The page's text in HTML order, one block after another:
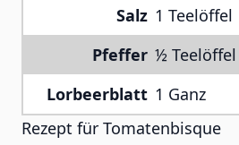
Salz 1 Teelöffel
Pfeffer ½ Teelöffel
Lorbeerblatt 1 Ganz
Rezept für Tomatenbisque